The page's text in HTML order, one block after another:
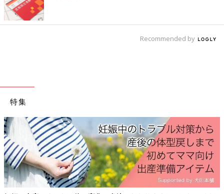
Amazonで見る
楽天ブックスで見る
毛利優子先生
Recommended by
特集